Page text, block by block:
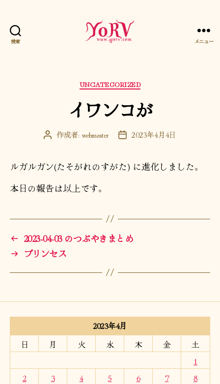
検索 メニュー
カ
テ
ゴ
リ
UNCATEGORIZED
イワンコが
投 作成者: webmaster
投 2023年4月4日
ルガルガン(たそがれのすがた) に進化しました。
本日の報告は以上です。
← 2023-04-03 のつぶやきまとめ
→ プリンセス
2023年4月
日
月 火 水 木 金
土
1
2
3 4 5 6 7
8